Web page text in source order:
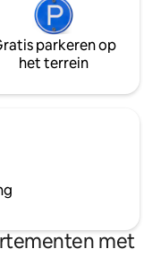
parkeren op
het terrein
met